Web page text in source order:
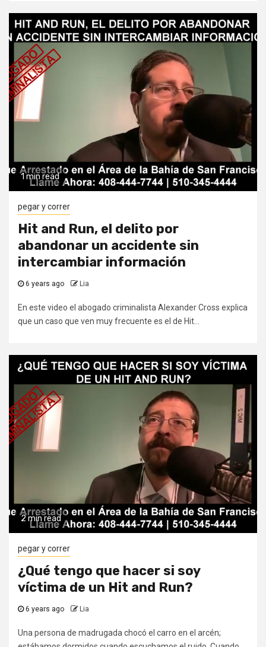
1 min read
pegar y correr
Hit and Run, el delito por
abandonar un accidente sin
intercambiar información
6 years ago Lia
En este video el abogado criminalista Alexander Cross explica
que un caso que ven muy frecuente es el de Hit...
2 min read
pegar y correr
¿Qué tengo que hacer si soy
víctima de un Hit and Run?
6 years ago Lia
Una persona de madrugada chocó el carro en el arcén;